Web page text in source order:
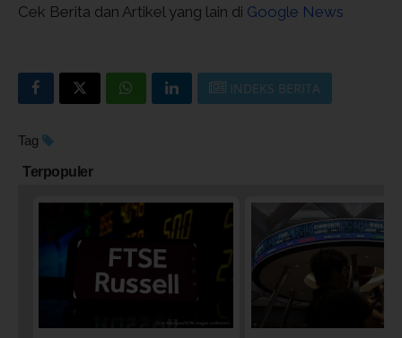
Cek Berita dan Artikel yang lain di Google News
INDEKS BERITA
Tag
Terpopuler